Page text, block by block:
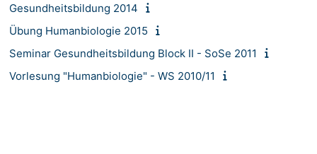
Gesundheitsbildung 2014
Übung Humanbiologie 2015
Seminar Gesundheitsbildung Block II - SoSe 2011
Vorlesung "Humanbiologie" - WS 2010/11